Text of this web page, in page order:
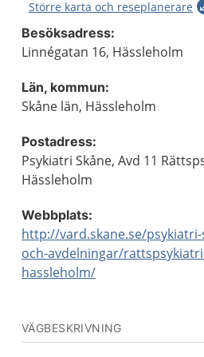
Större karta och reseplanerare
Besöksadress:
Linnégatan 16, Hässleholm
Län, kommun:
Skåne län, Hässleholm
Postadress:
Psykiatri Skåne, Avd 11
Hässleholm
Webbplats:
http://vard.skane.se/
och-avdelningar/
hassleholm/
VÄGBESKRIVNING